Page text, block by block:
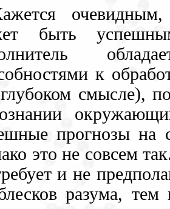
быть
к
смысле),
прогнозы на
это не совсем
и не
разума,